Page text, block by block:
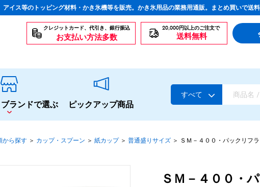
イス等のトッピング材料・かき氷機等を販売。かき氷用品の業務用通販。まとめ買いで送料
クレジットカード、代引き、銀行振込
お支払い方法多数
20,000円以上のご注文で
送料無料
ランドで選ぶ ピックアップ商品
すべて
から探す ＞ カップ・スプーン ＞ 紙カップ ＞ 普通盛りサイズ ＞ ＳＭ－４００・パックリフ
ＳＭ－４００・